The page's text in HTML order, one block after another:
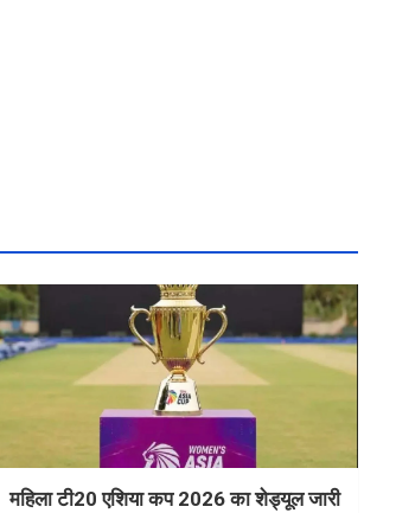
महिला टी20 एशिया कप 2026 का शेड्यूल जारी